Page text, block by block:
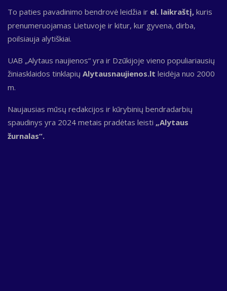
To paties pavadinimo bendrovė leidžia ir el. laikraštį, kuris
prenumeruojamas Lietuvoje ir kitur, kur gyvena, dirba,
poilsiauja alytiškiai.
UAB „Alytaus naujienos“ yra ir Dzūkijoje vieno populiariausių
žiniasklaidos tinklapių Alytausnaujienos.lt leidėja nuo 2000
m.
Naujausias mūsų redakcijos ir kūrybinių bendradarbių
spaudinys yra 2024 metais pradėtas leisti „Alytaus
žurnalas“.